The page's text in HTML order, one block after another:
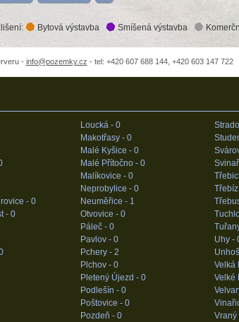
Bytová výstavba Smíšená výstavba
- info@pozemky.cz - tel: +420 607 688 144, +420 603 147 722
- 0
- 0
Loucká - 0
Makotřasy - 0
Malé Kyšice - 0
Malé Přítočno - 0
Malíkovice - 0
Neprobylice - 0
Neuměřice - 1
Otvovice - 0
Páleč - 0
Pavlov - 0
Pchery - 2
Plchov - 0
Pletený Újezd - 0
Podlešín - 0
Poštovice - 0
Pozdeň - 0
Uhy -
Velká
Velké